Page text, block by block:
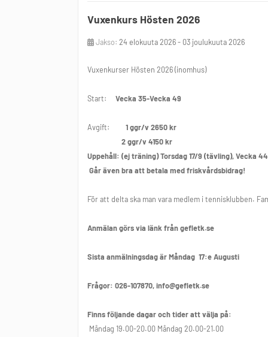
Måndag kl 16-17, kl 17-18
026-107870
Vuxenkurs Hösten 2026
Jakso: 24 elokuuta 2026 - 03 joulukuuta 2026
Vuxenkurser Hösten 2026 (inomhus)
Start: Vecka 35-Vecka 49
Avgift: 1 ggr/v 2650 kr
2 ggr/v 4150 kr
Uppehåll: (ej träning) Torsdag 17/9 (tävling), Vecka
Går även bra att betala med friskvårdsbidrag!
För att delta ska man vara medlem i tennisklubben.
Anmälan görs via länk från gefletk.se
Sista anmälningsdag är Måndag 17:e Augusti
Frågor: 026-107870, info@gefletk.se
Finns följande dagar och tider att välja på:
Måndag 19.00-20.00 Måndag 20.00-21.00